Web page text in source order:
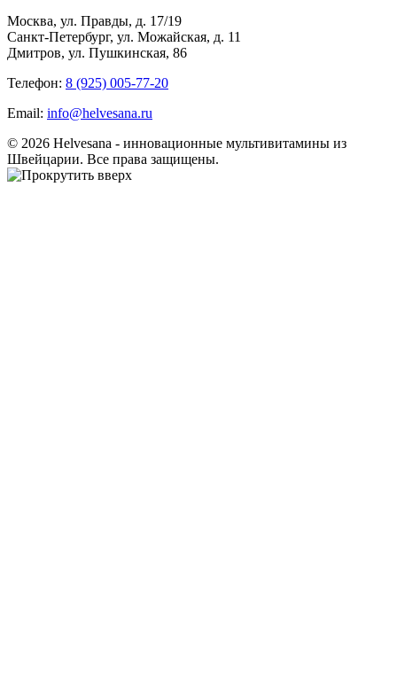
Москва, ул. Правды, д. 17/19
Санкт-Петербург, ул. Можайская, д. 11
Дмитров, ул. Пушкинская, 86
Телефон: 8 (925) 005-77-20
Email: info@helvesana.ru
© 2026 Helvesana - инновационные мультивитамины из
Швейцарии. Все права защищены.